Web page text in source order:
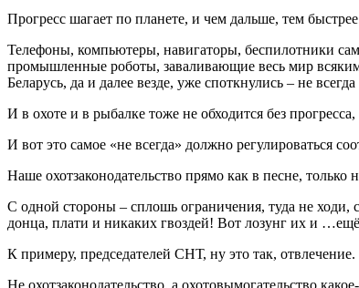
Прогресс шагает по планете, и чем дальше, тем
Телефоны, компьютеры, навигаторы, беспилотники
промышленные роботы, заваливающие весь мир
Беларусь, да и далее везде, уже споткнулись – не
И в охоте и в рыбалке тоже не обходится без
И вот это самое «не всегда» должно регулироваться
Наше охотзаконодательство прямо как в песне,
С одной стороны – сплошь ограничения, туда не ходи,
донца, плати и никаких гвоздей! Вот лозунг их и
К примеру, председателей СНТ, ну это так, отвлечение.
Не охотзаконодательство, а охотовымогательство